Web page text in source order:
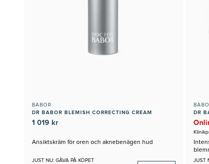
BABOR
DR BABOR BLEMISH CORRECTING CREAM
1 019 kr
Ansiktskräm för oren och aknebenägen hud
JUST NU: GÅVA PÅ KÖPET
JUST